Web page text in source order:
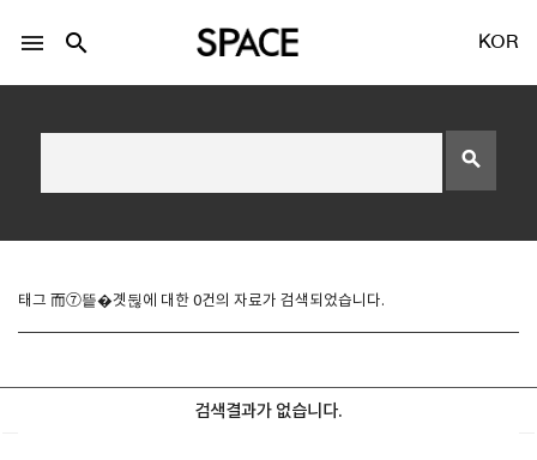
Twitter 로그인
menu search KOR
search
태그 而⑦띁�곗뒪에 대한 0건의 자료가 검색되었습니다.
검색결과가 없습니다.